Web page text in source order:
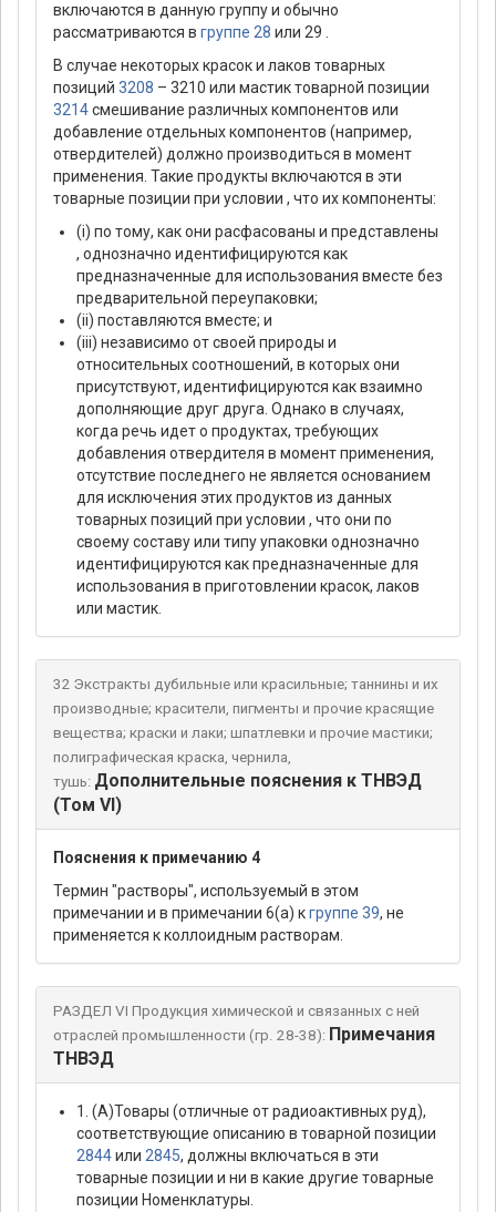
включаются в данную группу и обычно
рассматриваются в группе 28 или 29 .
В случае некоторых красок и лаков товарных
позиций 3208 – 3210 или мастик товарной позиции
3214смешивание различных компонентов или
добавление отдельных компонентов (например,
отвердителей) должно производиться в момент
применения. Такие продукты включаются в эти
товарные позиции при условии , что их компоненты:
(i) по тому, как они расфасованы и представлены
, однозначно идентифицируются как
предназначенные для использования вместе без
предварительной переупаковки;
(ii) поставляются вместе; и
(iii) независимо от своей природы и
относительных соотношений, в которых они
присутствуют, идентифицируются как взаимно
дополняющие друг друга. Однако в случаях,
когда речь идет о продуктах, требующих
добавления отвердителя в момент применения,
отсутствие последнего не является основанием
для исключения этих продуктов из данных
товарных позиций при условии , что они по
своему составу или типу упаковки однозначно
идентифицируются как предназначенные для
использования в приготовлении красок, лаков
или мастик.
32 Экстракты дубильные или красильные; таннины и их
производные; красители, пигменты и прочие красящие
вещества; краски и лаки; шпатлевки и прочие мастики;
полиграфическая краска, чернила,
тушь: Дополнительные пояснения к ТНВЭД
(Том VI)
Пояснения к примечанию 4
Термин "растворы", используемый в этом
примечании и в примечании 6(а) кгруппе 39, не
применяется к коллоидным растворам.
РАЗДЕЛ VI Продукция химической и связанных с ней
отраслей промышленности (гр. 28-38): Примечания
ТНВЭД
1. (А)Товары (отличные от радиоактивных руд),
соответствующие описанию в товарной позиции
2844или 2845, должны включаться в эти
товарные позиции и ни в какие другие товарные
позиции Номенклатуры.